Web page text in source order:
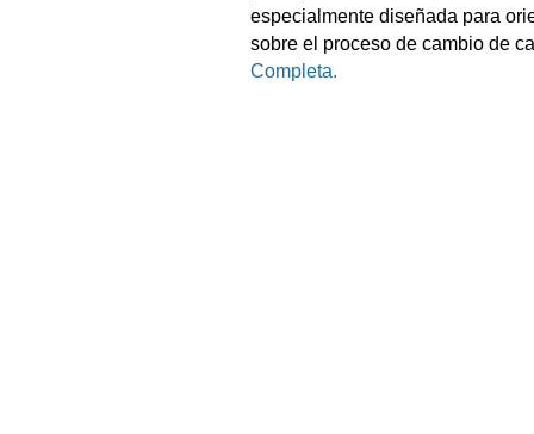
especialmente diseñada para
sobre el proceso de cambio de
Completa.